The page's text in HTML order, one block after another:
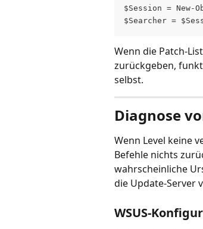
$Session = New-
$Searcher =
Wenn die Patch-
zurückgeben,
selbst.
Diagnose
Wenn Level keine
Befehle nichts
wahrscheinliche
die Update-Server
WSUS-